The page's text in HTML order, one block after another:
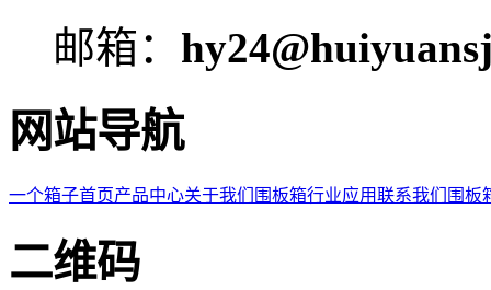
邮箱：
网站导航
一个箱子首页产品中心关于我们 围板箱行业应用联系我们 围板
二维码